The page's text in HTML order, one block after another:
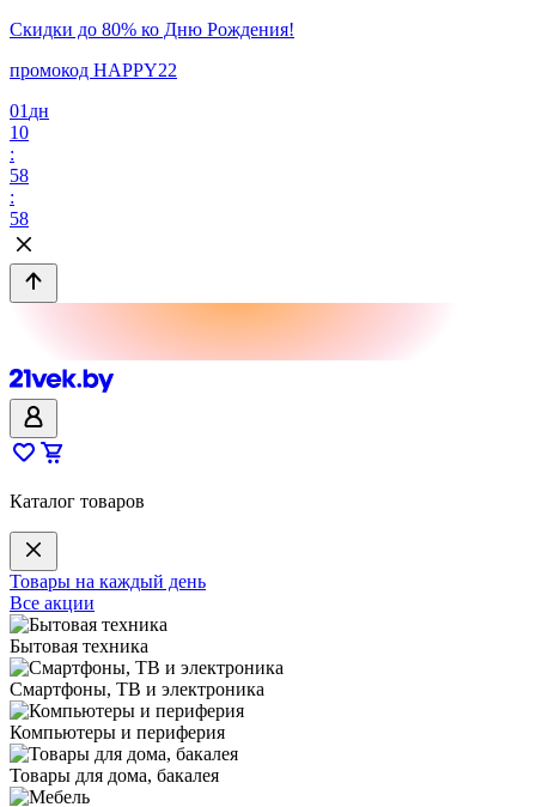
Скидки до 80% ко Дню Рождения!
промокод HAPPY22
01 дн
10
:
58
:
58
Каталог товаров
Товары на каждый день
Все акции
Бытовая техника
Смартфоны, ТВ и электроника
Компьютеры и периферия
Товары для дома, бакалея